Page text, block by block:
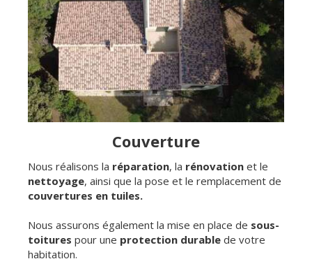
Couverture
Nous réalisons la réparation, la rénovation et le
nettoyage, ainsi que la pose et le remplacement de
couvertures en tuiles.
Nous assurons également la mise en place de sous-
toitures pour une protection durable de votre
habitation.